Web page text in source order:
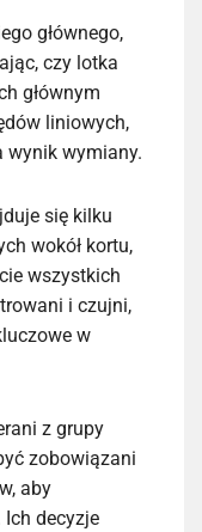
głównego,
czy lotka
głównym
liniowych,
wynik wymiany.
się kilku
wokół kortu,
wszystkich
i czujni,
w
z grupy
zobowiązani
aby
decyzje